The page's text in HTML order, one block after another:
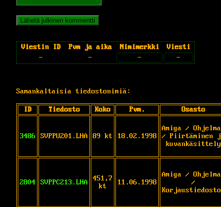
Viestin ID Pvm ja aika Nimimerkki
Viesti
-
- - -
Samankaltaisia tiedostonimiä:
ID Tiedosto Koko Pvm. Osasto
3486 SVPPU201.LHA 89 kt 18.02.1998
Amiga /
/ Piirtäminen
kuvankäsittely
2804 SVPPC213.LHA
451,7
kt
11.06.1998
Amiga /
/